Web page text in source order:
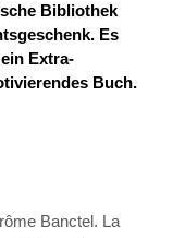
Bibliothek
Es
Extra-
Buch.
Banctel. La